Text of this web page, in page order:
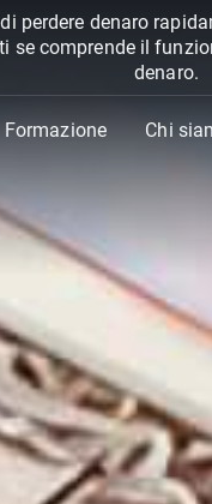
perdere denaro
se comprende il
denaro.
Formazione Chi